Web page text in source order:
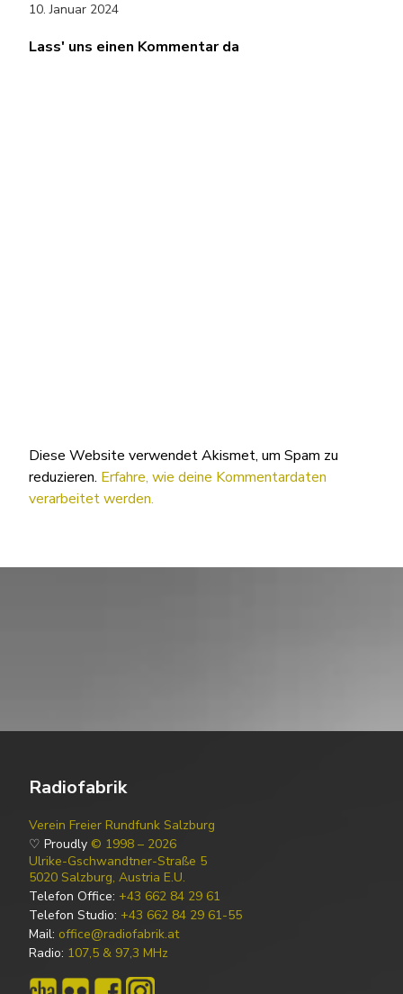
10. Januar 2024
Lass' uns einen Kommentar da
Diese Website verwendet Akismet, um Spam zu
reduzieren. Erfahre, wie deine Kommentardaten
verarbeitet werden.
Radiofabrik
Verein Freier Rundfunk Salzburg
♡ Proudly © 1998 – 2026
Ulrike-Gschwandtner-Straße 5
5020 Salzburg, Austria E.U.
Telefon Office: +43 662 84 29 61
Telefon Studio: +43 662 84 29 61-55
Mail: office@radiofabrik.at
Radio: 107,5 & 97,3 MHz